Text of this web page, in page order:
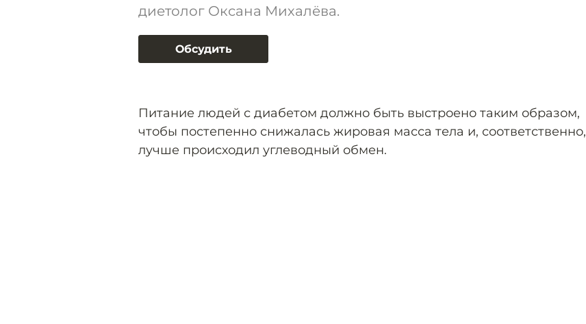
диетолог Оксана Михалёва.
Обсудить
Питание людей с диабетом должно быть выстроено таким образом,
чтобы постепенно снижалась жировая масса тела и, соответственно,
лучше происходил углеводный обмен.